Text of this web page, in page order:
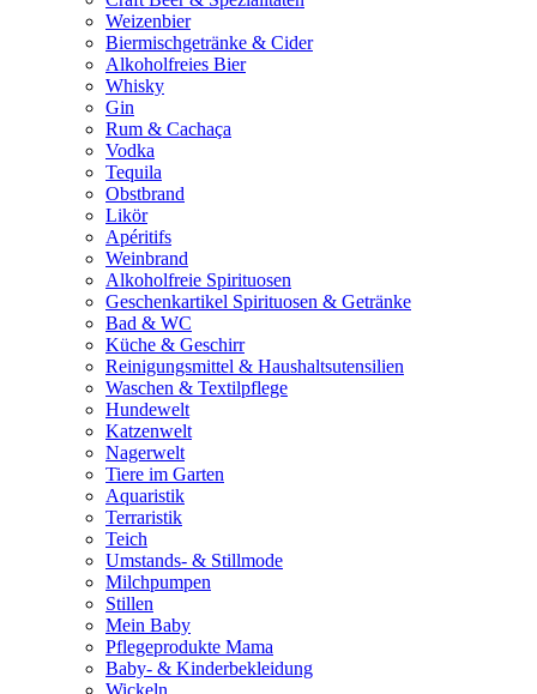
Weizenbier
Biermischgetränke & Cider
Alkoholfreies Bier
Whisky
Gin
Rum & Cachaça
Vodka
Tequila
Obstbrand
Likör
Apéritifs
Weinbrand
Alkoholfreie Spirituosen
Geschenkartikel Spirituosen & Getränke
Bad & WC
Küche & Geschirr
Reinigungsmittel & Haushaltsutensilien
Waschen & Textilpflege
Hundewelt
Katzenwelt
Nagerwelt
Tiere im Garten
Aquaristik
Terraristik
Teich
Umstands- & Stillmode
Milchpumpen
Stillen
Mein Baby
Pflegeprodukte Mama
Baby- & Kinderbekleidung
Wickeln